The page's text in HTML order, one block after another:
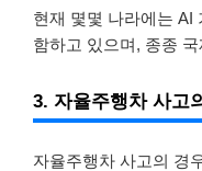
현재 몇몇 나라에는 AI
함하고 있으며, 종종
3. 자율주행차 사고
자율주행차 사고의 경